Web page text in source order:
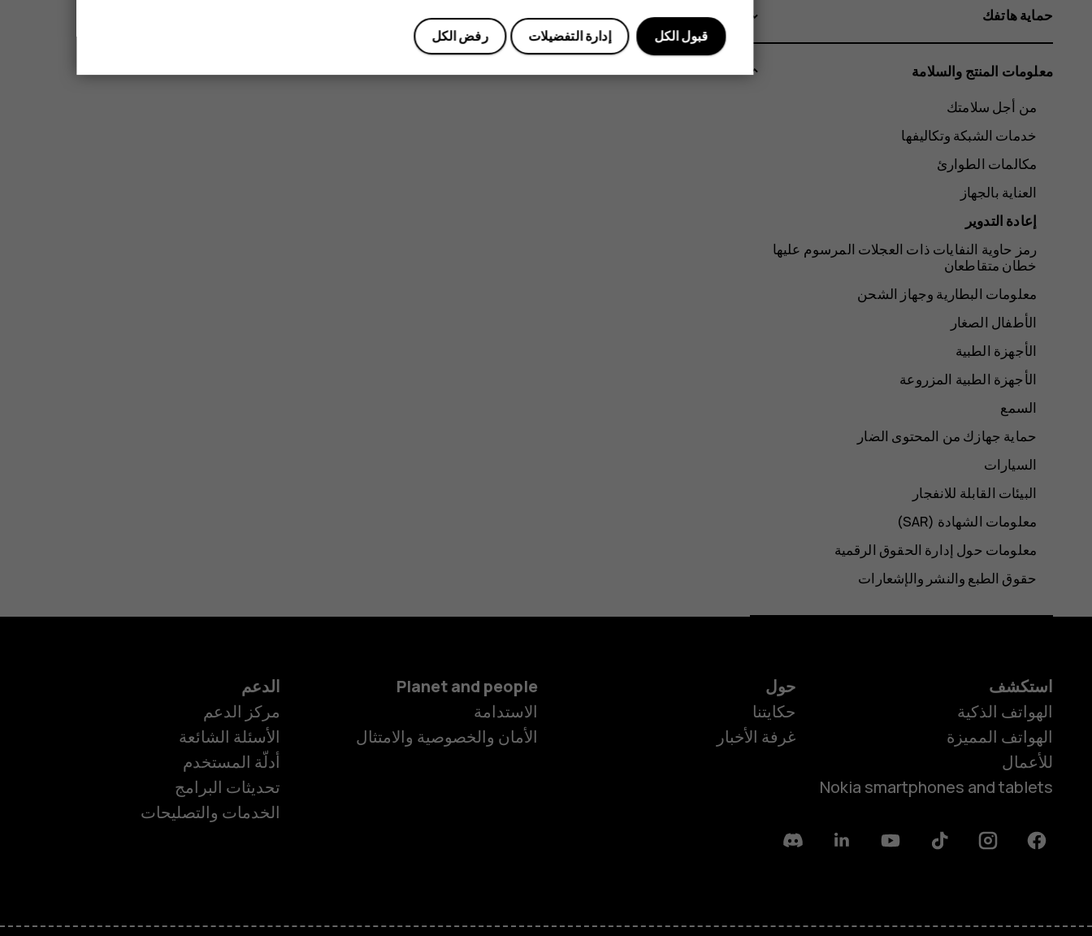
حماية هاتفك
معلومات المنتج والسلامة
من أجل سلامتك
خدمات الشبكة وتكاليفها
مكالمات الطوارئ
العناية بالجهاز
إعادة التدوير
رمز حاوية النفايات ذات العجلات المرسوم عليها
خطان متقاطعان
معلومات البطارية وجهاز الشحن
الأطفال الصغار
الأجهزة الطبية
الأجهزة الطبية المزروعة
السمع
حماية جهازك من المحتوى الضار
السيارات
البيئات القابلة للانفجار
معلومات الشهادة (SAR‏)
معلومات حول إدارة الحقوق الرقمية
حقوق الطبع والنشر والإشعارات
استكشف
الهواتف الذكية
الهواتف المميزة
للأعمال
Nokia smartphones and tablets
حول
حكايتنا
غرفة الأخبار
Planet and people
الاستدامة
الأمان والخصوصية والامتثال
الدعم
مركز الدعم
الأسئلة الشائعة
أدلّة المستخدم
تحديثات البرامج
الخدمات والتصليحات
Facebook
Instagram
Tiktok
Youtube
Linkedin
Discord
رفض الكل إدارة التفضيلات قبول الكل